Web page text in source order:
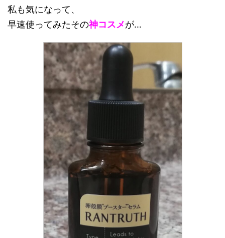
私も気になって、
早速使ってみたその神コスメが…